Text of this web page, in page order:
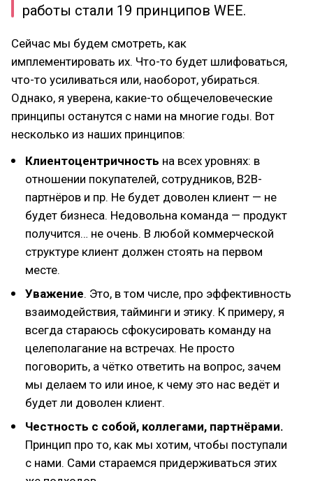
работы стали 19 принципов WEE.
Сейчас мы будем смотреть, как
имплементировать их. Что-то будет шлифоваться,
что-то усиливаться или, наоборот, убираться.
Однако, я уверена, какие-то общечеловеческие
принципы останутся с нами на многие годы. Вот
несколько из наших принципов:
Клиентоцентричность на всех уровнях: в
отношении покупателей, сотрудников, B2B-
партнёров и пр. Не будет доволен клиент — не
будет бизнеса. Недовольна команда — продукт
получится… не очень. В любой коммерческой
структуре клиент должен стоять на первом
месте.
Уважение. Это, в том числе, про эффективность
взаимодействия, тайминги и этику. К примеру, я
всегда стараюсь сфокусировать команду на
целеполагание на встречах. Не просто
поговорить, а чётко ответить на вопрос, зачем
мы делаем то или иное, к чему это нас ведёт и
будет ли доволен клиент.
Честность с собой, коллегами, партнёрами.
Принцип про то, как мы хотим, чтобы поступали
с нами. Сами стараемся придерживаться этих